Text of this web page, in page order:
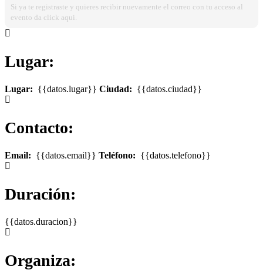
Si ya te registraste y quieres recibir nuevamente el correo con tu acceso al
evento da click aqui.
Lugar:
Lugar: {{datos.lugar}} Ciudad: {{datos.ciudad}}
Contacto:
Email: {{datos.email}} Teléfono: {{datos.telefono}}
Duración:
{{datos.duracion}}
Organiza: